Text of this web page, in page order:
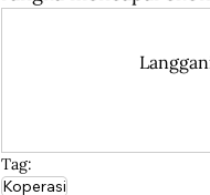
Tag:
Koperasi